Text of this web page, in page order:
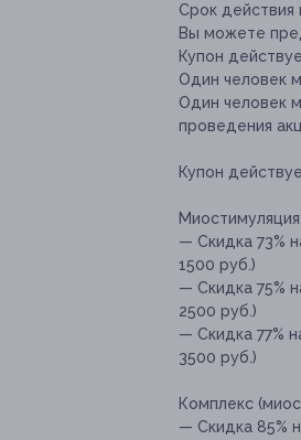
Срок действия
Вы можете
Купон
Один человек
Один человек
проведения
Купон
Миостимуляция:
— Скидка 73%
1500 руб.)
— Скидка 75%
2500 руб.)
— Скидка 77%
3500 руб.)
Комплекс
— Скидка 85%